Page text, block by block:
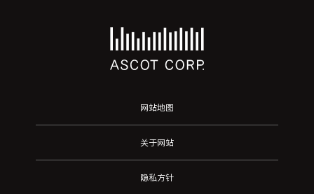
网站地图
关于网站
隐私方针